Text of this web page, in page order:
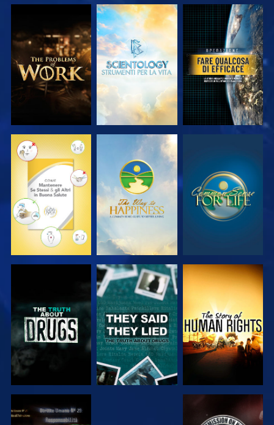
ESPLORA LE
SERIE
ESPLORA LE
SERIE
GUARDA
GUARDA GUARDA GUARDA
GUARDA GUARDA